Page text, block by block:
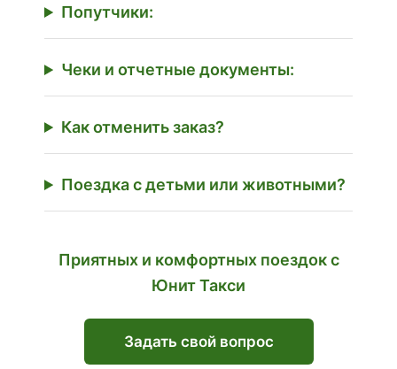
Попутчики:
Чеки и отчетные документы:
Как отменить заказ?
Поездка с детьми или животными?
Приятных и комфортных поездок с
Юнит Такси
Задать свой вопрос